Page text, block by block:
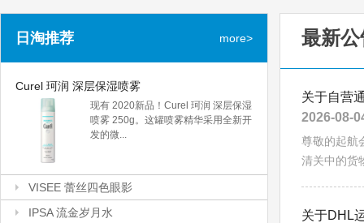
日淘推荐
more>
Curel 珂润 深层保湿喷雾
Curel 珂润 深层保湿喷雾
现有 2020新品！Curel 珂润 深层保湿
喷雾 250g。这罐喷雾精华采用全新开
发的微...
VISEE 蕾丝四色眼影
VISEE 蕾丝四色眼影
IPSA 流金岁月水
最新公
关于自营
2026-08-
尊敬的起航
清关中的货
关于DHL